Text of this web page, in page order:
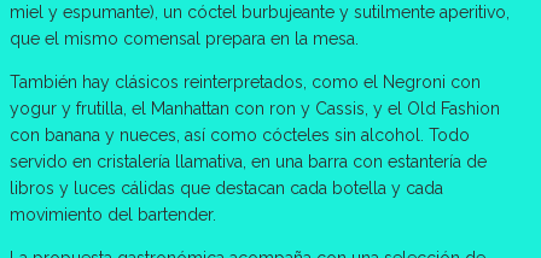
miel y espumante), un cóctel burbujeante y sutilmente aperitivo,
que el mismo comensal prepara en la mesa.
También hay clásicos reinterpretados, como el Negroni con
yogur y frutilla, el Manhattan con ron y Cassis, y el Old Fashion
con banana y nueces, así como cócteles sin alcohol. Todo
servido en cristalería llamativa, en una barra con estantería de
libros y luces cálidas que destacan cada botella y cada
movimiento del bartender.